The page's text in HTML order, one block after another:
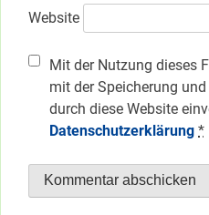
Website
Mit der Nutzung dieses
mit der Speicherung
durch diese Website
Datenschutzerklärung *